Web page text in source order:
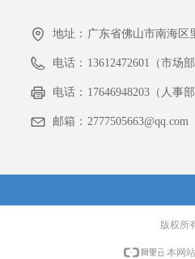
地址： 广东省佛山市南海区
电话： 13612472601（市场
电话： 17646948203（人事
邮箱： 2777505663@qq.com
版权所
本网